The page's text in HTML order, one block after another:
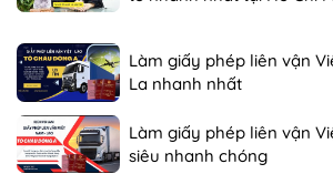
Làm giấy phép liên vận
La nhanh nhất
Làm giấy phép liên vận
siêu nhanh chóng